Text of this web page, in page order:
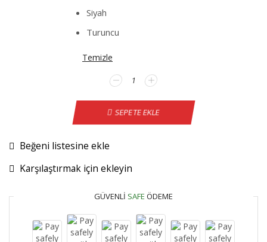
Siyah
Turuncu
Temizle
Nissan
Almera
Direksiyon
Kılıfı
adet
SEPETE EKLE
Beğeni listesine ekle
Karşılaştırmak için ekleyin
GÜVENLI SAFE ÖDEME